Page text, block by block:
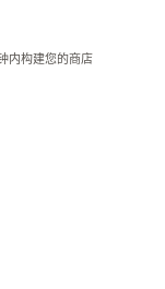
内构建您的商店